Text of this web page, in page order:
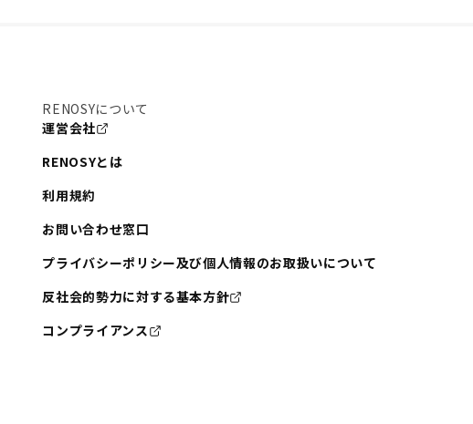
RENOSYについて
運営会社
RENOSYとは
利用規約
お問い合わせ窓口
プライバシーポリシー及び個人情報のお取扱いについて
反社会的勢力に対する基本方針
コンプライアンス